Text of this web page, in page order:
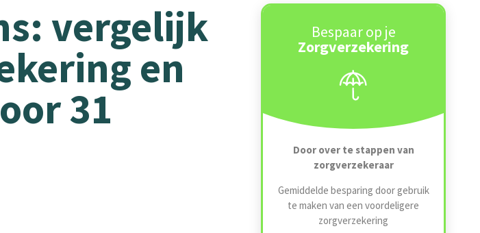
Bespaar op je
Zorgverzekering
Door over te stappen van
zorgverzekeraar
Gemiddelde besparing door gebruik
te maken van een voordeligere
zorgverzekering
vergelijk
en
31